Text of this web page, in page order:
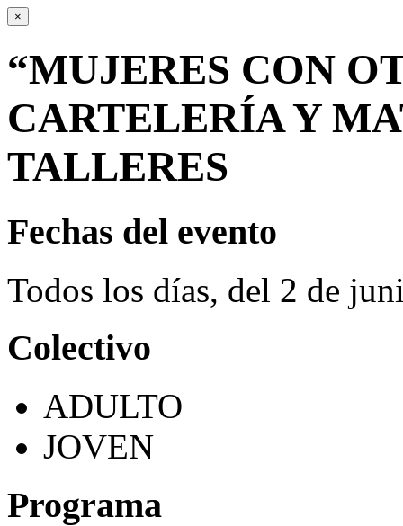
×
“MUJERES CON
CARTELERÍA Y
TALLERES
Fechas del evento
Todos los días, del 2 de
Colectivo
ADULTO
JOVEN
Programa